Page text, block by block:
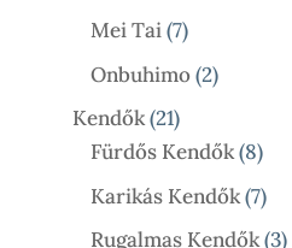
Mei Tai 77
Termék
Onbuhimo 22
Kendők 2121
Termék
Fürdős Kendők 88
Karikás Kendők 77
Rugalmas Kendők 33